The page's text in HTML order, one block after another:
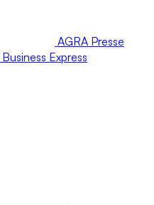
AGRA Presse
Business Express